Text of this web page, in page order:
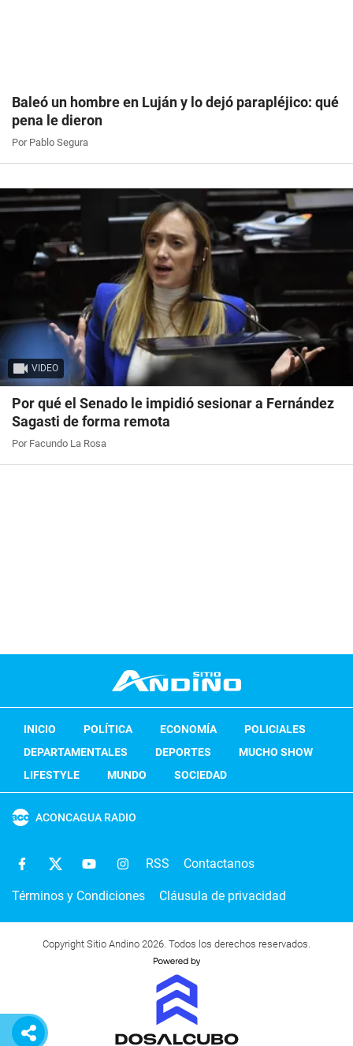
Baleó un hombre en Luján y lo dejó parapléjico: qué
pena le dieron
Por Pablo Segura
VIDEO
Por qué el Senado le impidió sesionar a Fernández
Sagasti de forma remota
Por Facundo La Rosa
INICIO POLÍTICA ECONOMÍA
POLICIALES
DEPARTAMENTALES
DEPORTES
MUCHO SHOW
LIFESTYLE
MUNDO SOCIEDAD
ACONCAGUA RADIO
RSS Contactanos
Términos y Condiciones Cláusula de privacidad
Copyright Sitio Andino 2026. Todos los derechos reservados.